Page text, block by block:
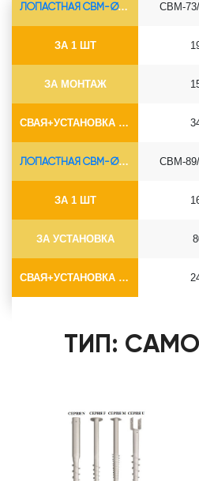
ЛОПАСТНАЯ СВМ-Ø73*5.5
ЗА 1 ШТ
ЗА МОНТАЖ
СВАЯ+УСТАНОВКА (БЕЗ ОГОЛОВКА)
СВМ-73/
ЛОПАСТНАЯ СВМ-Ø89*6.5
ЗА 1 ШТ
ЗА УСТАНОВКА
СВАЯ+УСТАНОВКА (БЕЗ ОГОЛОВКА)
СВМ-89/
ТИП: